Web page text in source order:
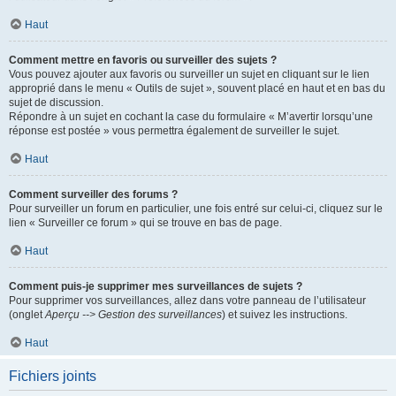
Haut
Comment mettre en favoris ou surveiller des sujets ?
Vous pouvez ajouter aux favoris ou surveiller un sujet en cliquant sur le lien
approprié dans le menu « Outils de sujet », souvent placé en haut et en bas du
sujet de discussion.
Répondre à un sujet en cochant la case du formulaire « M’avertir lorsqu’une
réponse est postée » vous permettra également de surveiller le sujet.
Haut
Comment surveiller des forums ?
Pour surveiller un forum en particulier, une fois entré sur celui-ci, cliquez sur le
lien « Surveiller ce forum » qui se trouve en bas de page.
Haut
Comment puis-je supprimer mes surveillances de sujets ?
Pour supprimer vos surveillances, allez dans votre panneau de l’utilisateur
(ongletAperçu --> Gestion des surveillances) et suivez les instructions.
Haut
Fichiers joints